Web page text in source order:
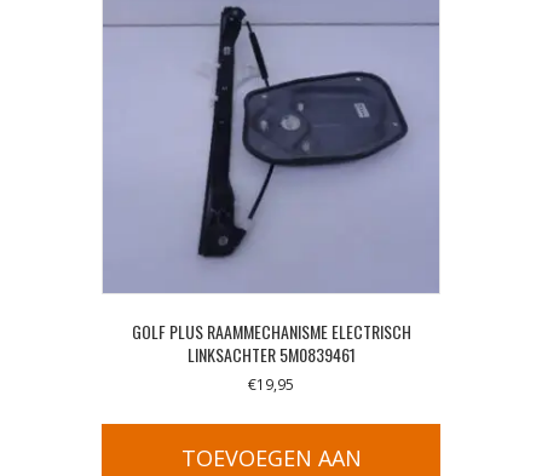
GOLF PLUS RAAMMECHANISME ELECTRISCH
LINKSACHTER 5M0839461
€19,95
TOEVOEGEN AAN